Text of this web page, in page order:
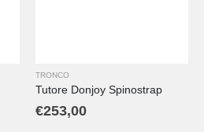
TRONCO
Tutore Donjoy Spinostrap
€253,00